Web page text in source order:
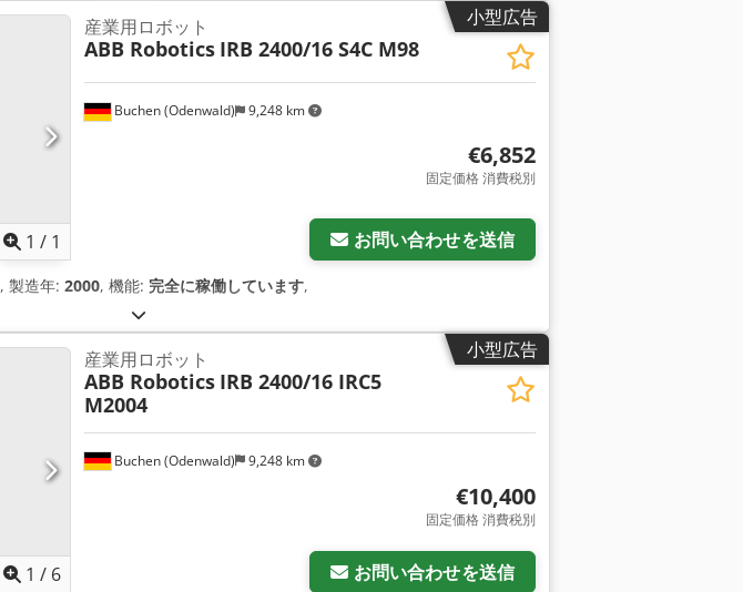
小型広告
1 / 1
Buchen (Odenwald) 9,248 km
産業用ロボット
ABB Robotics IRB 2400/16 S4C M98
€6,852
固定価格 消費税別
お問い合わせを送信
, 製造年: 2000, 機能: 完全に稼働しています,
小型広告
1 / 6
Buchen (Odenwald) 9,248 km
産業用ロボット
ABB Robotics IRB 2400/16 IRC5
M2004
€10,400
固定価格 消費税別
お問い合わせを送信